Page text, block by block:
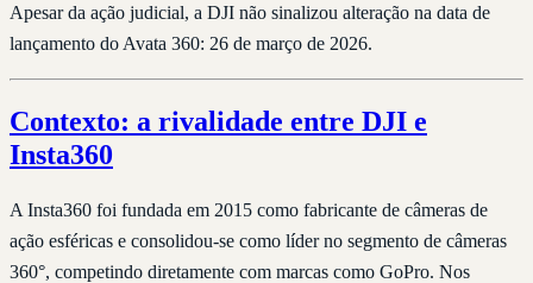
Apesar da ação judicial, a DJI não sinalizou alteração na data de
lançamento do Avata 360: 26 de março de 2026.
Contexto: a rivalidade entre DJI e
Insta360
A Insta360 foi fundada em 2015 como fabricante de câmeras de
ação esféricas e consolidou-se como líder no segmento de câmeras
360°, competindo diretamente com marcas como GoPro. Nos